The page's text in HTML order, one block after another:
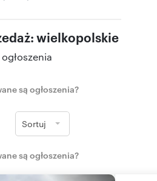
wielkopolskie
ogłoszenia
są ogłoszenia?
Sortuj
są ogłoszenia?